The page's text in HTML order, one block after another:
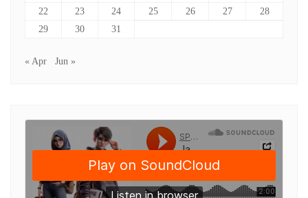
22
23 24 25 26 27
28
29
30 31
« Apr Jun »